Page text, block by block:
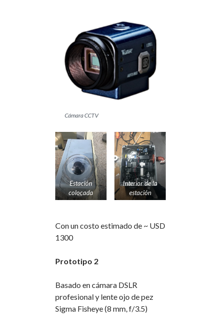
Cámara CCTV
Estación
colocada
Interior de la
estación
Con un costo estimado de ~ USD
1300
Prototipo 2
Basado en cámara DSLR
profesional y lente ojo de pez
Sigma Fisheye (8 mm, f/3.5)